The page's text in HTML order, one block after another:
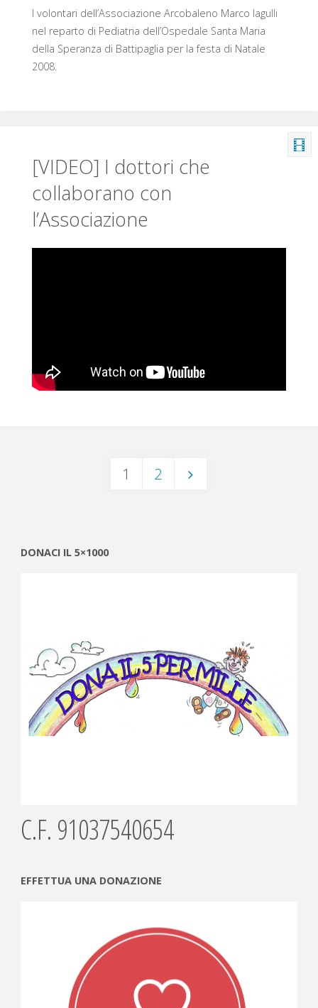
I volontari dell’Associazione Arcobaleno Marco Iagulli
nel reparto di Pediatria dell’Ospedale Santa Maria
della Speranza di Battipaglia per la festa di Natale
2008.
[VIDEO] I dottori che
collaborano con
l’Associazione
1 2
DONACI IL 5×1000
C.F. 91037540654
EFFETTUA UNA DONAZIONE